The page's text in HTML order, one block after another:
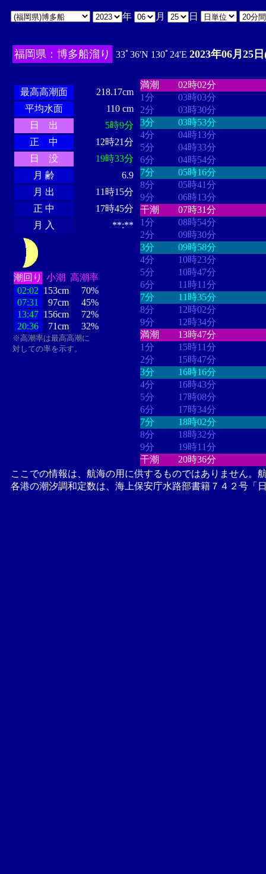
年 月 日
福岡県：博多船溜り 33ﾟ36'N 130ﾟ24'E 2023年06月25
最高高潮面
218.17cm
平均水面
110 cm
日 出
5時9分
正 中
12時21分
日 没
19時33分
月 齢
6.9
月 出
11時15分
正 中
17時45分
月 入
**:**
潮回り 小潮 高潮率
02:02 153cm
70%
07:31
97cm
45%
13:47 156cm
72%
20:36
71cm 32%
※高潮率は最高高潮に
対しての率を示す。
満潮
02時02分
1分
03時03分
2分
03時30分
3分
03時53分
4分
04時13分
5分
04時33分
6分
04時54分
7分
05時16分
8分
05時41分
9分
06時13分
干潮
07時31分
1分
08時54分
2分
09時30分
3分
09時58分
4分
10時23分
5分
10時47分
6分
11時11分
7分
11時35分
8分
12時02分
9分
12時34分
満潮
13時47分
1分
15時11分
2分
15時47分
3分
16時16分
4分
16時43分
5分
17時08分
6分
17時34分
7分
18時02分
8分
18時32分
9分
19時11分
干潮
20時36分
ここでの情報は、航海の用に供するものではありません。
各港の潮汐調和定数は、海上保安庁水路部書籍７４２号「